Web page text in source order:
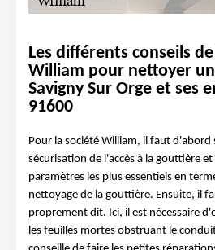
Les différents conseils
William pour nettoyer
Savigny Sur Orge et ses
91600
Pour la société William, il faut d'abord
sécurisation de l'accès à la gouttière
paramètres les plus essentiels en
nettoyage de la gouttière. Ensuite, il
proprement dit. Ici, il est nécessaire
les feuilles mortes obstruant le